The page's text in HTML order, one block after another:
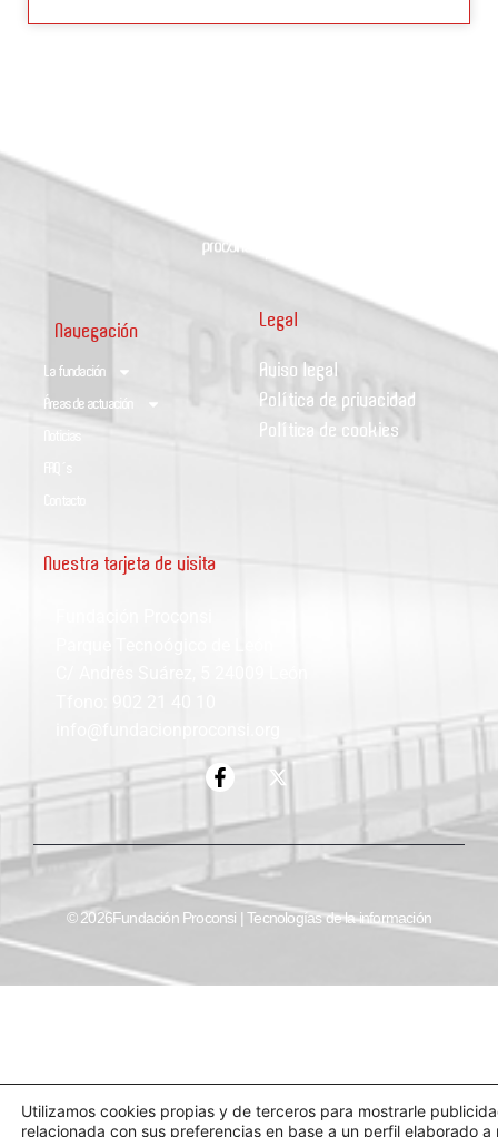
Navegación
La fundación
Áreas de actuación
Noticias
Legal
Aviso legal
Política de privacidad
Política de cookies
Nuestra tarjeta de visita
© 2026Fundación Proconsi | Tecnologías de la información
Utilizamos cookies propias y de terceros para mostrarle
relacionada con sus preferencias en base a un perfil elaborado a